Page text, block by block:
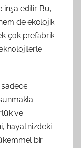
edilir. Bu,
de ekolojik
çok prefabrik
ve
hayalinizdeki
bir